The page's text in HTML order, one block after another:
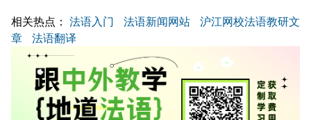
相关热点： 法语入门 法语新闻网站
沪江网校法语教研文
章
法语翻译